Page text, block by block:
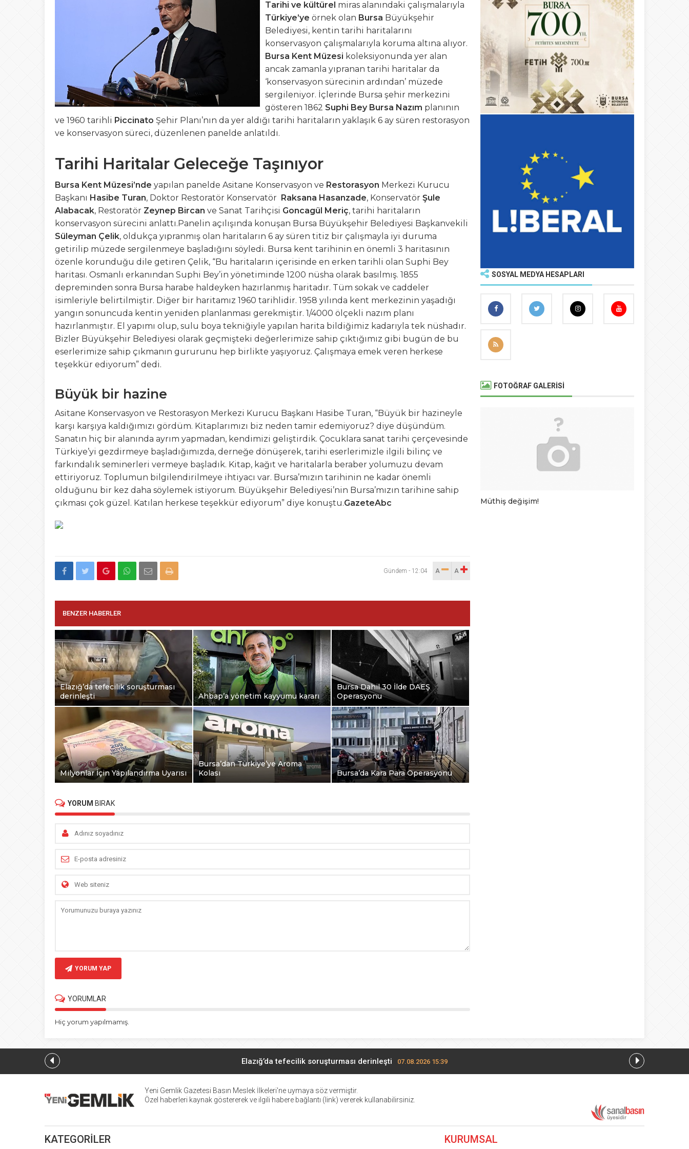
Bursa Fashion WEEK 9 Uluslararası Moda Günleri için geri sayım başladı
23:41 OKUR GEZER TUR, GEMLİK ÇIKIŞLI KÜLTÜR TURLARINA DEVAM EDİYOR
21:03 Gemlik’ten Gagauzya’ya Uzanan Dostluk Köprüsü
17:35 19 Mayıs Gemlik’te Büyük Coşkuyla Kutlandı
Tarihi ve kültürel miras alanındaki çalışmalarıyla
Türkiye’ye örnek olan Bursa Büyükşehir
Belediyesi, kentin tarihi haritalarını
konservasyon çalışmalarıyla koruma altına alıyor.
Bursa Kent Müzesi koleksiyonunda yer alan
ancak zamanla yıpranan tarihi haritalar da
‘konservasyon sürecinin ardından’ müzede
sergileniyor. İçlerinde Bursa şehir merkezini
gösteren 1862 Suphi Bey Bursa Nazım planının
ve 1960 tarihli Piccinato Şehir Planı’nın da yer aldığı tarihi haritaların yaklaşık 6 ay süren restorasyon
ve konservasyon süreci, düzenlenen panelde anlatıldı.
Tarihi Haritalar Geleceğe Taşınıyor
Bursa Kent Müzesi’nde yapılan panelde Asitane Konservasyon ve Restorasyon Merkezi Kurucu
Başkanı Hasibe Turan, Doktor Restoratör Konservatör Raksana Hasanzade, Konservatör Şule
Alabacak, Restoratör Zeynep Bircan ve Sanat Tarihçisi Goncagül Meriç, tarihi haritaların
konservasyon sürecini anlattı.Panelin açılışında konuşan Bursa Büyükşehir Belediyesi Başkanvekili
Süleyman Çelik, oldukça yıpranmış olan haritaların 6 ay süren titiz bir çalışmayla iyi duruma
getirilip müzede sergilenmeye başladığını söyledi. Bursa kent tarihinin en önemli 3 haritasının
özenle korunduğu dile getiren Çelik, “Bu haritaların içerisinde en erken tarihli olan Suphi Bey
haritası. Osmanlı erkanından Suphi Bey’in yönetiminde 1200 nüsha olarak basılmış. 1855
depreminden sonra Bursa harabe haldeyken hazırlanmış haritadır. Tüm sokak ve caddeler
isimleriyle belirtilmiştir. Diğer bir haritamız 1960 tarihlidir. 1958 yılında kent merkezinin yaşadığı
yangın sonuncuda kentin yeniden planlanması gerekmiştir. 1/4000 ölçekli nazım planı
hazırlanmıştır. El yapımı olup, sulu boya tekniğiyle yapılan harita bildiğimiz kadarıyla tek nüshadır.
Bizler Büyükşehir Belediyesi olarak geçmişteki değerlerimize sahip çıktığımız gibi bugün de bu
eserlerimize sahip çıkmanın gururunu hep birlikte yaşıyoruz. Çalışmaya emek veren herkese
teşekkür ediyorum” dedi.
Büyük bir hazine
Asitane Konservasyon ve Restorasyon Merkezi Kurucu Başkanı Hasibe Turan, “Büyük bir hazineyle
karşı karşıya kaldığımızı gördüm. Kitaplarımızı biz neden tamir edemiyoruz? diye düşündüm.
Sanatın hiç bir alanında ayrım yapmadan, kendimizi geliştirdik. Çocuklara sanat tarihi çerçevesinde
Türkiye’yi gezdirmeye başladığımızda, derneğe dönüşerek, tarihi eserlerimizle ilgili bilinç ve
farkındalık seminerleri vermeye başladık. Kitap, kağıt ve haritalarla beraber yolumuzu devam
ettiriyoruz. Toplumun bilgilendirilmeye ihtiyacı var. Bursa’mızın tarihinin ne kadar önemli
olduğunu bir kez daha söylemek istiyorum. Büyükşehir Belediyesi’nin Bursa’mızın tarihine sahip
çıkması çok güzel. Katılan herkese teşekkür ediyorum” diye konuştu.GazeteAbc
Gündem - 12:04 A
A
BENZER HABERLER
Elazığ’da tefecilik soruşturması
derinleşti
Ahbap’a yönetim kayyumu kararı
Bursa Dahil 30 İlde DAEŞ
Operasyonu
Milyonlar İçin Yapılandırma Uyarısı
Bursa’dan Türkiye’ye Aroma
Kolası
Bursa’da Kara Para Operasyonu
YORUM BIRAK
YORUM YAP
YORUMLAR
Hiç yorum yapılmamış.
SOSYAL MEDYA HESAPLARI
FOTOĞRAF GALERİSİ
Müthiş değişim!
Elazığ’da tefecilik soruşturması derinleşti 07.08.2026 15:39
Ahbap’a yönetim kayyumu kararı
Yeni Gemlik Gazetesi Basın Meslek İlkeleri'ne uymaya söz vermiştir.
Özel haberleri kaynak göstererek ve ilgili habere bağlantı (link) vererek kullanabilirsiniz.
KATEGORİLER KURUMSAL